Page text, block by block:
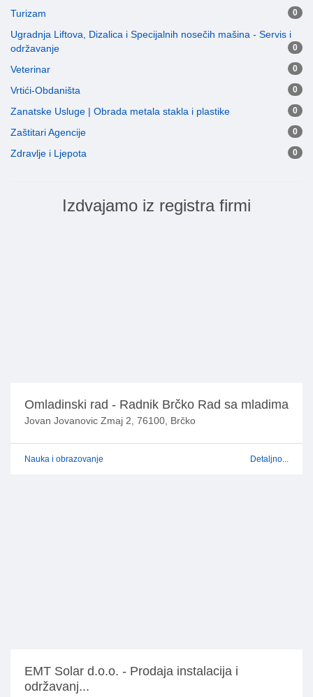
Turizam 0
Ugradnja Liftova, Dizalica i Specijalnih nosečih mašina - Servis i
održavanje
0
Veterinar 0
Vrtići-Obdaništa 0
Zanatske Usluge | Obrada metala stakla i plastike 0
Zaštitari Agencije 0
Zdravlje i Ljepota 0
Izdvajamo iz registra firmi
Omladinski rad - Radnik Brčko Rad sa mladima
Jovan Jovanovic Zmaj 2, 76100, Brčko
Nauka i obrazovanje Detaljno...
EMT Solar d.o.o. - Prodaja instalacija i
održavanj...